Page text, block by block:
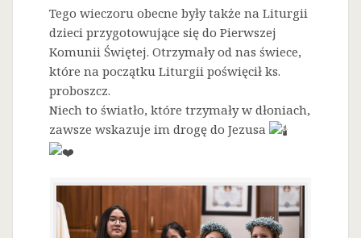
Tego wieczoru obecne były także na Liturgii
dzieci przygotowujące się do Pierwszej
Komunii Świętej. Otrzymały od nas świece,
które na początku Liturgii poświęcił ks.
proboszcz.
Niech to światło, które trzymały w dłoniach,
zawsze wskazuje im drogę do Jezusa